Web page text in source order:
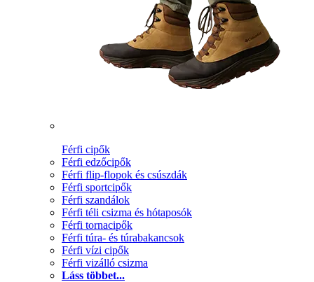
Férfi cipők
Férfi edzőcipők
Férfi flip-flopok és csúszdák
Férfi sportcipők
Férfi szandálok
Férfi téli csizma és hótaposók
Férfi tornacipők
Férfi túra- és túrabakancsok
Férfi vízi cipők
Férfi vizálló csizma
Láss többet...